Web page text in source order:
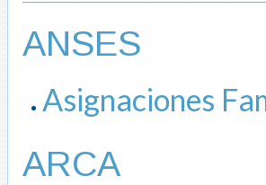
ANSES
Asignaciones
ARCA